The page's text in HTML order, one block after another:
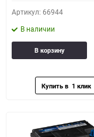
Артикул: 66944
В наличии
В корзину